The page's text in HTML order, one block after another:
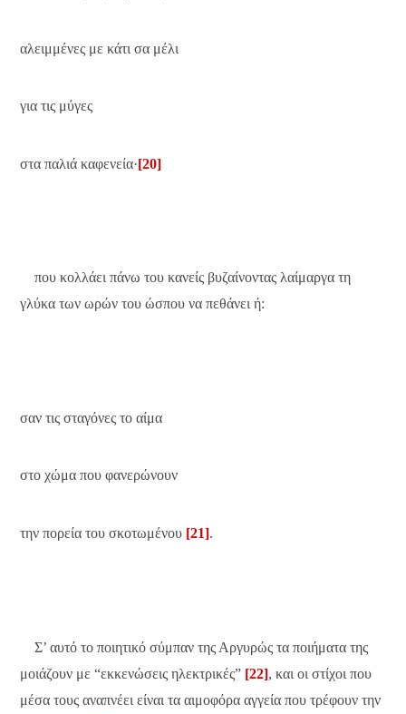
αλειμμένες με κάτι σα μέλι
για τις μύγες
στα παλιά καφενεία·[20]
που κολλάει πάνω του κανείς βυζαίνοντας λαίμαργα τη
γλύκα των ωρών του ώσπου να πεθάνει ή:
σαν τις σταγόνες το αίμα
στο χώμα που φανερώνουν
την πορεία του σκοτωμένου [21].
Σ’ αυτό το ποιητικό σύμπαν της Αργυρώς τα ποιήματα της
μοιάζουν με “εκκενώσεις ηλεκτρικές” [22], και οι στίχοι που
μέσα τους αναπνέει είναι τα αιμοφόρα αγγεία που τρέφουν την